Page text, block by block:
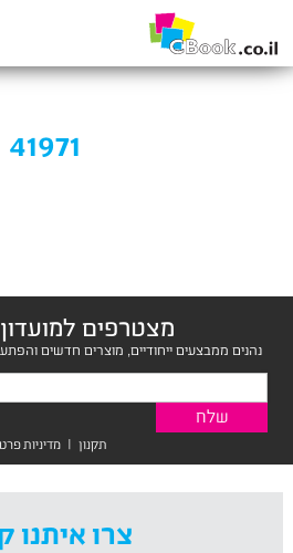
41971
מצטרפים למועדון CBOOK
נהנים ממבצעים ייחודיים, מוצרים חדשים
תקנון | מדיניות
צרו איתנו